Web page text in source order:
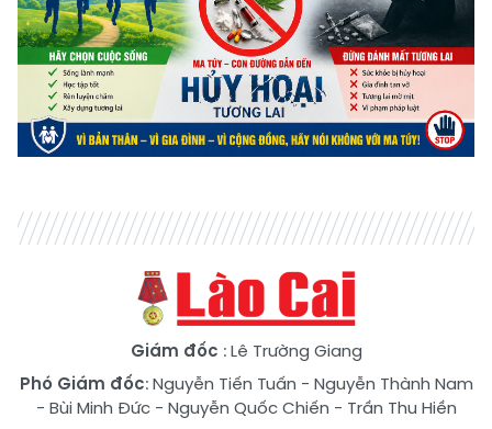
Giám đốc : Lê Trường Giang
Phó Giám đốc:Nguyễn Tiến Tuấn - Nguyễn Thành Nam
- Bùi Minh Đức- Nguyễn Quốc Chiến - Trần Thu Hiền